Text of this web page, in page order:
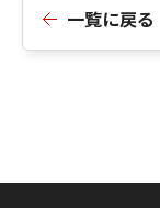
一覧に戻る